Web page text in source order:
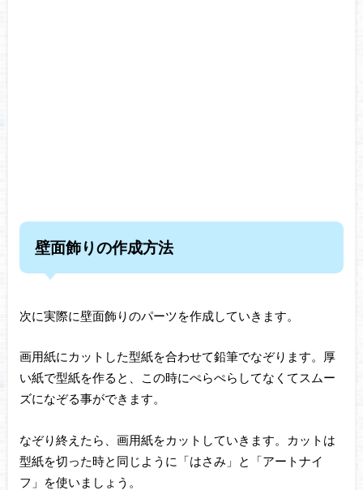
壁面飾りの作成方法
次に実際に壁面飾りのパーツを作成していきます。
画用紙にカットした型紙を合わせて鉛筆でなぞります。厚
い紙で型紙を作ると、この時にぺらぺらしてなくてスムー
ズになぞる事ができます。
なぞり終えたら、画用紙をカットしていきます。カットは
型紙を切った時と同じように「はさみ」と「アートナイ
フ」を使いましょう。